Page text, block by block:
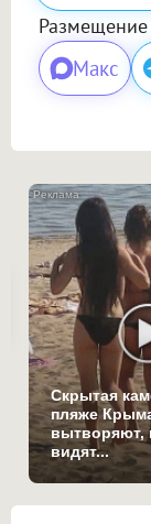
Макс
Скрытая
пляже
вытворяют,
видят...